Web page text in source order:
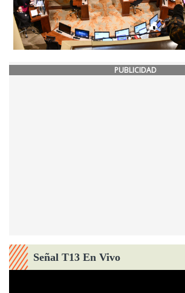
PUBLICIDAD
Señal T13 En Vivo